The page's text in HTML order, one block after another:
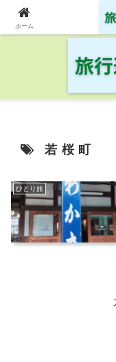
日本の鉄道・
若桜町
ひとり旅
ホーム